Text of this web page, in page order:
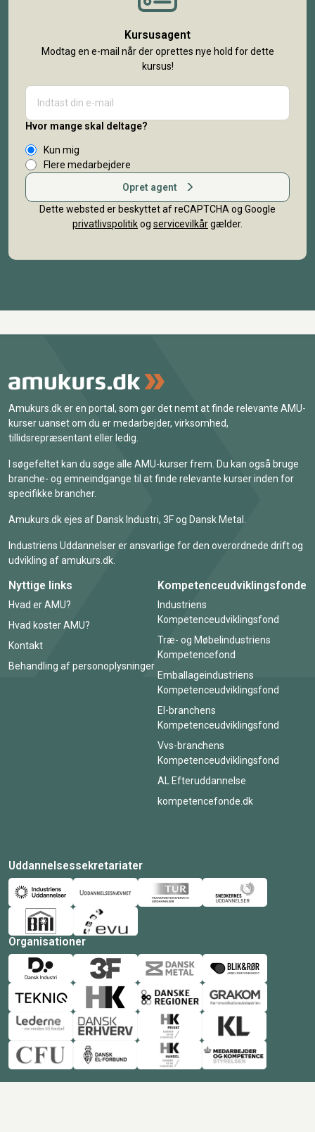
Kursusagent
Modtag en e-mail når der oprettes nye hold for dette
kursus!
Hvor mange skal deltage?
Kun mig
Flere medarbejdere
Opret agent
Dette websted er beskyttet af reCAPTCHA og Google
privatlivspolitikog servicevilkårgælder.
Amukurs.dk er en portal, som gør det nemt at finde relevante AMU-
kurser uanset om du er medarbejder, virksomhed,
tillidsrepræsentant eller ledig.
I søgefeltet kan du søge alle AMU-kurser frem. Du kan også bruge
branche- og emneindgange til at finde relevante kurser inden for
specifikke brancher.
Amukurs.dk ejes af Dansk Industri, 3F og Dansk Metal.
Industriens Uddannelser er ansvarlige for den overordnede drift og
udvikling af amukurs.dk.
Nyttige links
Hvad er AMU?
Hvad koster AMU?
Kontakt
Behandling af personoplysninger
Kompetenceudviklingsfonde
Industriens
Kompetenceudviklingsfond
Træ- og Møbelindustriens
Kompetencefond
Emballageindustriens
Kompetenceudviklingsfond
El-branchens
Kompetenceudviklingsfond
Vvs-branchens
Kompetenceudviklingsfond
AL Efteruddannelse
kompetencefonde.dk
Uddannelsessekretariater
Organisationer